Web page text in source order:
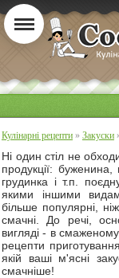
Кулінарні рецепти » Закуски
Ні один стіл не
продукції:
грудинка і т.п.
якими іншими
більше популярні,
смачні. До речі,
вигляді - в
рецепти
якій ваші м'ясні
смачніше!